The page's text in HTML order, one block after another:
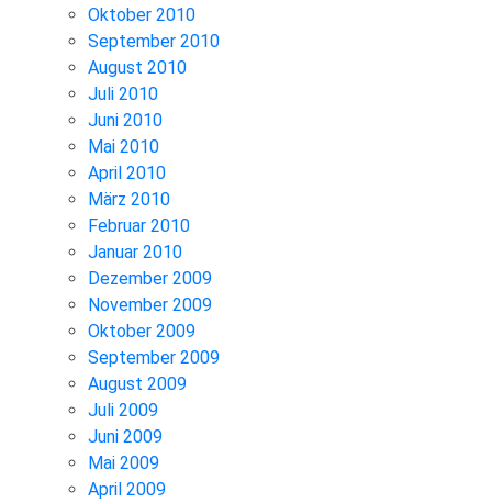
Oktober 2010
September 2010
August 2010
Juli 2010
Juni 2010
Mai 2010
April 2010
März 2010
Februar 2010
Januar 2010
Dezember 2009
November 2009
Oktober 2009
September 2009
August 2009
Juli 2009
Juni 2009
Mai 2009
April 2009